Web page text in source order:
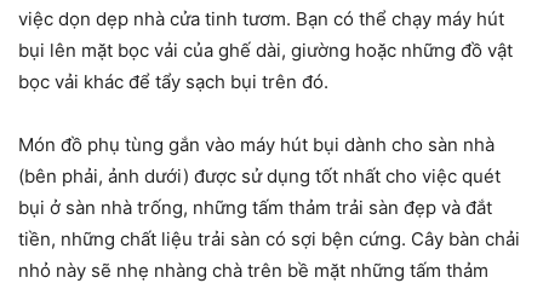
việc dọn dẹp nhà cửa tinh tươm. Bạn có thể chạy máy hút
bụi lên mặt bọc vải của ghế dài, giường hoặc những đồ vật
bọc vải khác để tẩy sạch bụi trên đó.
Món đồ phụ tùng gắn vào máy hút bụi dành cho sàn nhà
(bên phải, ảnh dưới) được sử dụng tốt nhất cho việc quét
bụi ở sàn nhà trống, những tấm thảm trải sàn đẹp và đắt
tiền, những chất liệu trải sàn có sợi bện cứng. Cây bàn chải
nhỏ này sẽ nhẹ nhàng chà trên bề mặt những tấm thảm